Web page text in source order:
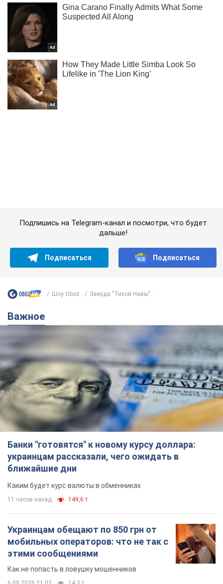
Важное
Банки "готовятся" к новому курсу доллара:
украинцам рассказали, чего ожидать в
ближайшие дни
Каким будет курс валюты в обменниках
11 часов назад 149,6 т.
Украинцам обещают по 850 грн от
мобильных операторов: что не так с
этими сообщениями
Как не попасть в ловушку мошенников
6.08.2026 21:02 14,3 т.
Самый дорогой футболист
"Динамо" забил "Карабаху" уже на
10-й минуте матча. Видео
Поединок проходит в Польше
6.08.2026 20:48 6,2 т.